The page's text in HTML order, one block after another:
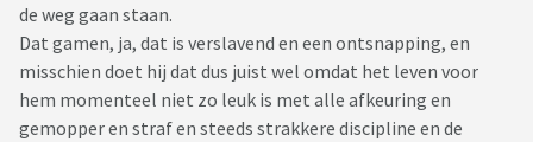
de weg gaan staan.
Dat gamen, ja, dat is verslavend en een ontsnapping, en
misschien doet hij dat dus juist wel omdat het leven voor
hem momenteel niet zo leuk is met alle afkeuring en
gemopper en straf en steeds strakkere discipline en de